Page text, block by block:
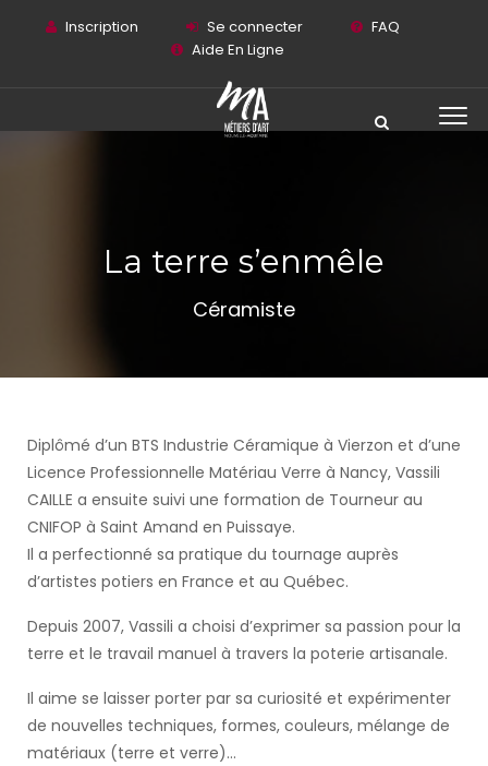
Inscription Se connecter
FAQ
Aide En Ligne
La terre s’enmêle
Céramiste
Diplômé d’un BTS Industrie Céramique à Vierzon et d’une
Licence Professionnelle Matériau Verre à Nancy, Vassili
CAILLE a ensuite suivi une formation de Tourneur au
CNIFOP à Saint Amand en Puissaye.
Il a perfectionné sa pratique du tournage auprès
d’artistes potiers en France et au Québec.
Depuis 2007, Vassili a choisi d’exprimer sa passion pour la
terre et le travail manuel à travers la poterie artisanale.
Il aime se laisser porter par sa curiosité et expérimenter
de nouvelles techniques, formes, couleurs, mélange de
matériaux (terre et verre)…